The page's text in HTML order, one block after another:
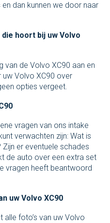
dan kunnen we door naar
hoort bij uw Volvo
van de Volvo XC90 aan en
uw Volvo XC90 over
opties vergeet.
vragen van ons intake
verwachten zijn: Wat is
er eventuele schades
de auto over een extra set
vragen heeft beantwoord
uw Volvo XC90
alle foto’s van uw Volvo